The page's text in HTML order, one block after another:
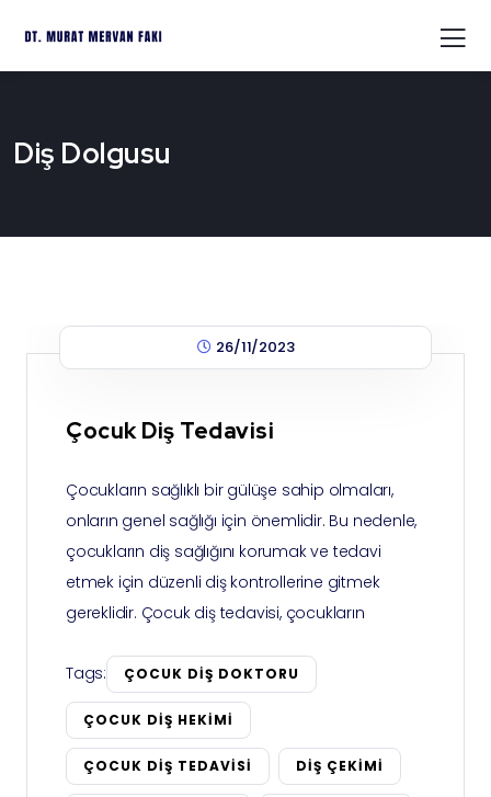
Diş Dolgusu
26/11/2023
Çocuk Diş Tedavisi
Çocukların sağlıklı bir gülüşe sahip olmaları,
onların genel sağlığı için önemlidir. Bu nedenle,
çocukların diş sağlığını korumak ve tedavi
etmek için düzenli diş kontrollerine gitmek
gereklidir. Çocuk diş tedavisi, çocukların
Tags: ÇOCUK DIŞ DOKTORU
ÇOCUK DIŞ HEKIMI
ÇOCUK DIŞ TEDAVISI DIŞ ÇEKIMI